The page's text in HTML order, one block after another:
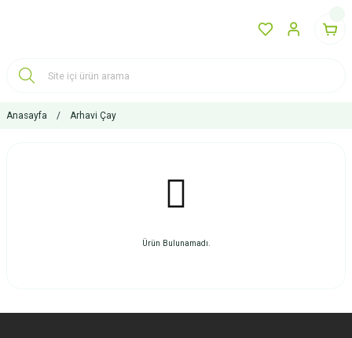
Anasayfa Arhavi Çay
Ürün Bulunamadı.